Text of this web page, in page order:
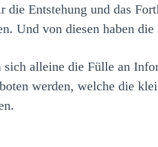
Entstehung und das
Und von diesen haben
alleine die Fülle an
werden, welche die